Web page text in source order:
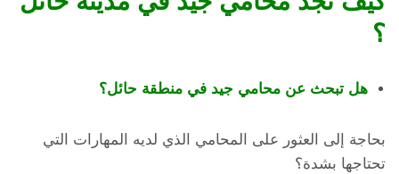
؟
هل تبحث عن محامي جيد في منطقة حائل؟
بحاجة إلى العثور على المحامي الذي لديه المهارات التي
تحتاجها بشدة؟